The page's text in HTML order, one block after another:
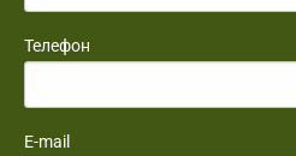
Телефон
E-mail